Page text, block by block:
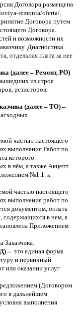
Договора размещена
remonta/oferta/.
Договора путем
Договора.
и возможности их
Диагностика
отдельная плата за нее
(далее – Ремонт, РО)
из строя
резисторов,
(далее – ТО) –
частью настоящего
выполнения Работ по
которого
в нём, а также Акцепт
№1.1. к
частью настоящего
выполнения работ по
документом, оплата
содержащихся в нем, а
Приложением
Заказчика.
– это единая форма
и первичный
или оказании услуг
(Договором
в дальнейшем
выполнения